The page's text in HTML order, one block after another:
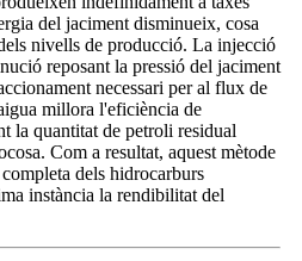
del jaciment disminueix, cosa
nivells de producció. La injecció
reposant la pressió del jaciment
necessari per al flux de
millora l'eficiència de
la quantitat de petroli residual
Com a resultat, aquest mètode
dels hidrocarburs
instància la rendibilitat del